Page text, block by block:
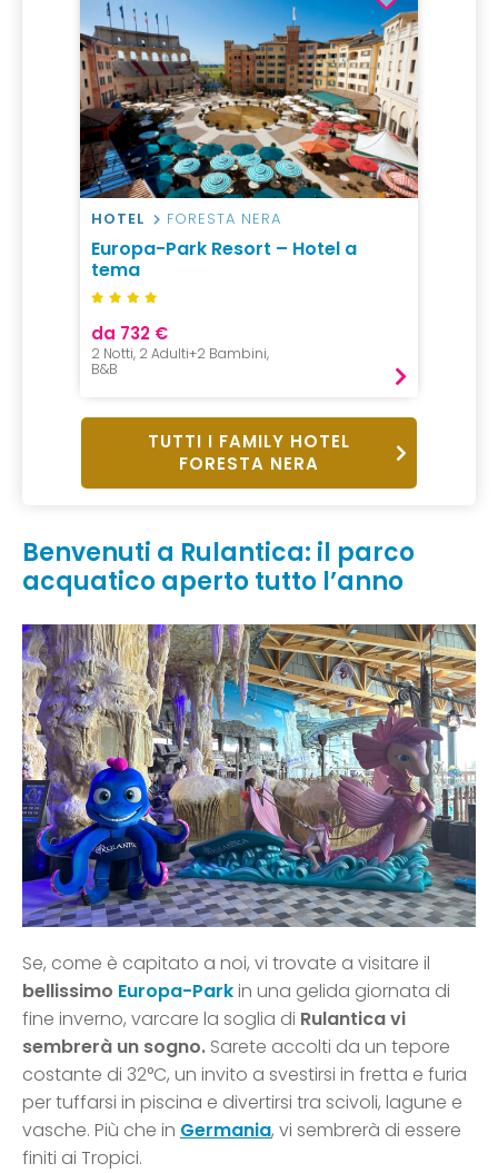
HOTEL FORESTA NERA
Europa-Park Resort – Hotel a
tema
da 732 €
2 Notti, 2 Adulti+2 Bambini,
B&B
TUTTI I FAMILY HOTEL
FORESTA NERA
Benvenuti a Rulantica: il parco
acquatico aperto tutto l’anno
Se, come è capitato a noi, vi trovate a visitare il
bellissimo Europa-Parkin una gelida giornata di
fine inverno, varcare la soglia di Rulantica vi
sembrerà un sogno. Sarete accolti da un tepore
costante di 32°C, un invito a svestirsi in fretta e furia
per tuffarsi in piscina e divertirsi tra scivoli, lagune e
vasche. Più che in Germania, vi sembrerà di essere
finiti ai Tropici.